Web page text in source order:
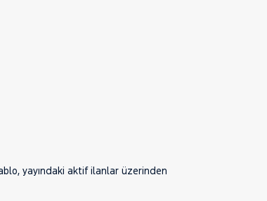
yayındaki aktif ilanlar üzerinden